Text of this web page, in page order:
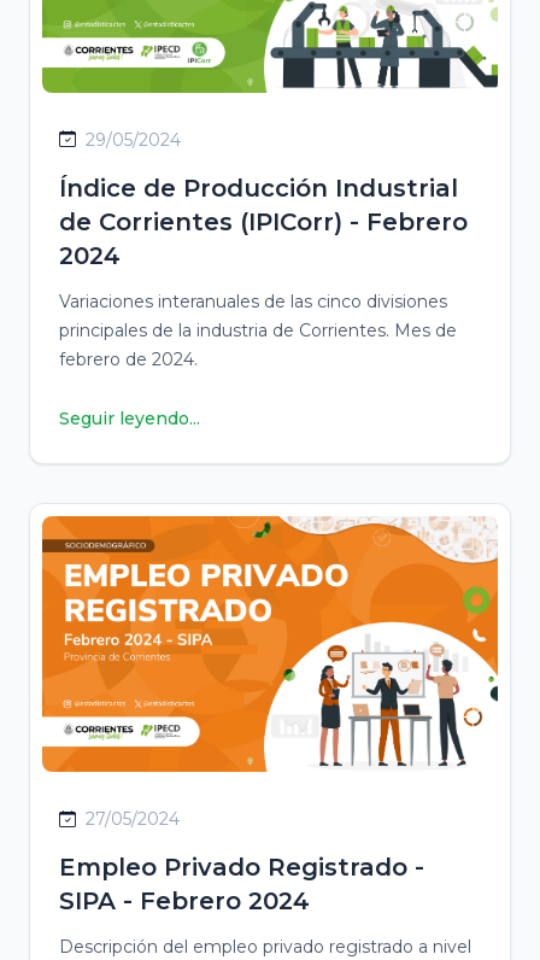
29/05/2024
Índice de Producción Industrial
de Corrientes (IPICorr) - Febrero
2024
Variaciones interanuales de las cinco divisiones
principales de la industria de Corrientes. Mes de
febrero de 2024.
Seguir leyendo...
27/05/2024
Empleo Privado Registrado -
SIPA - Febrero 2024
Descripción del empleo privado registrado a nivel